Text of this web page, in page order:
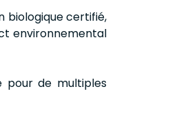
biologique certifié,
environnemental
pour de multiples